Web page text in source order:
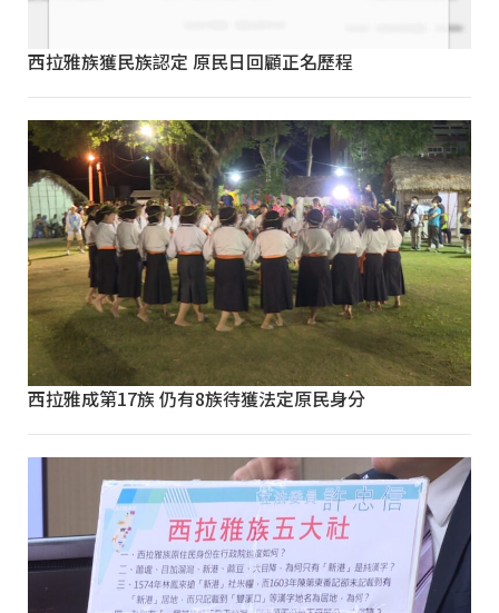
西拉雅族獲民族認定 原民日回顧正名歷程
西拉雅成第17族 仍有8族待獲法定原民身分